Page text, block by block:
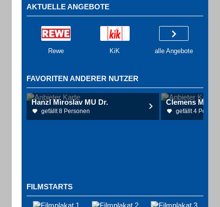
AKTUELLE ANGEBOTE
Rewe KiK alle Angebote
FAVORITEN ANDERER NUTZER
Hanzl Miroslav MU Dr.
gefällt 8 Personen
Clemens
gefällt 4
FILMSTARTS